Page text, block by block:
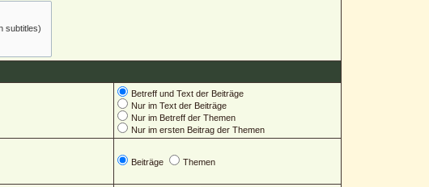
Betreff und Text der Beiträge
Nur im Text der Beiträge
Nur im Betreff der Themen
Nur im ersten Beitrag der Themen
Beiträge Themen